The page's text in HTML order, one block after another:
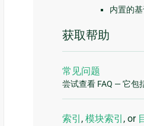
内置的
获取帮助
常见问题
尝试查看 FAQ — 它包
索引 ,模块索引 , or